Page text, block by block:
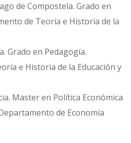
de Compostela. Grado en
de Teoría e Historia de la
Grado en Pedagogía.
e Historia de la Educación y
Master en Política Económica
de Economía